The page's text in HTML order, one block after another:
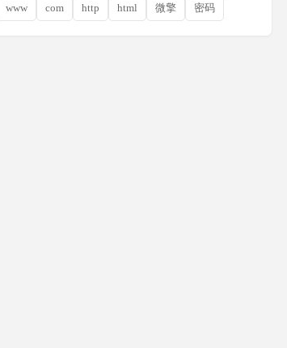
www com http html 微擎 密码